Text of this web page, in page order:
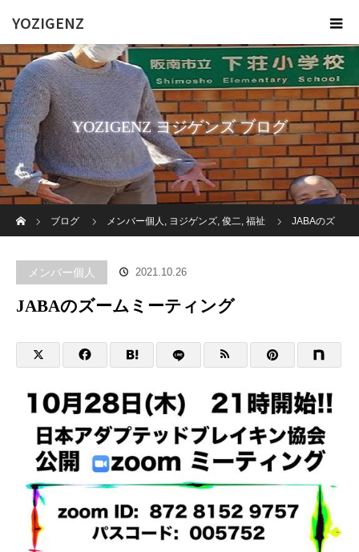
YOZIGENZ
YOZIGENZ ヨジゲンズ ブログ
ブログ
メンバー個人 , ヨジゲンズ, 俊二, 福祉 JABAのズ
メンバー個人 2021.10.26
JABAのズームミーティング